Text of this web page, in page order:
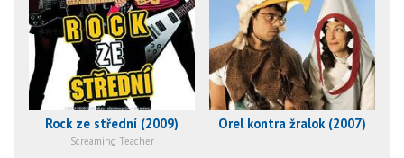
Rock ze střední (2009)
Screaming Teacher
Orel kontra žralok (2007)